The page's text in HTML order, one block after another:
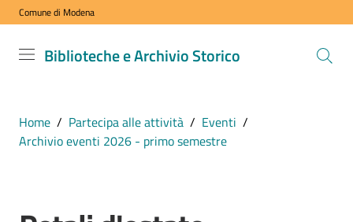
Vai al contenuto
Vai alla navigazione
Vai al footer
Comune di Modena
Biblioteche e Archivio Storico
Biblioteche
COMUNE DI
MODENA
i
Home / Partecipa alle attività / Eventi /
Archivio eventi 2026 - primo semestre
Salta al contenuto